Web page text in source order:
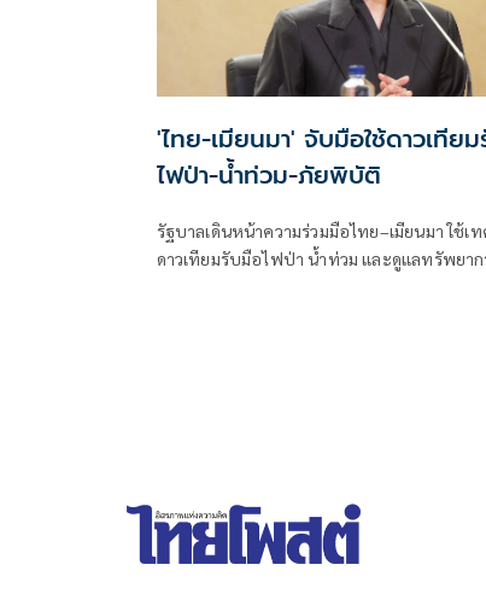
'ไทย-เมียนมา' จับมือใช้ดาวเทีย
ไฟป่า-น้ำท่วม-ภัยพิบัติ
รัฐบาลเดินหน้าความร่วมมือไทย–เมียนมา ใช้เท
ดาวเทียมรับมือไฟป่า น้ำท่วม และดูแลทรัพยาก